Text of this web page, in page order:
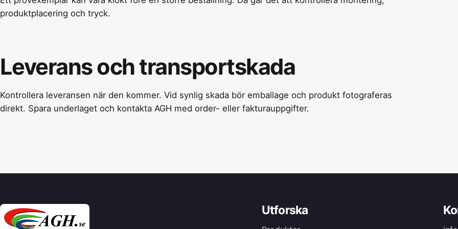
produktplacering och tryck.
Leverans och transportskada
Kontrollera leveransen när den kommer. Vid synlig skada bör emballage och produkt fotograferas
direkt. Spara underlaget och kontakta AGH med order- eller fakturauppgifter.
Utforska